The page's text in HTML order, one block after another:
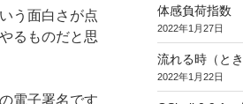
う面白さが点
るものだと思
電子署名です
体感負荷指数
2022年1月27日
流れる時（と
2022年1月22日